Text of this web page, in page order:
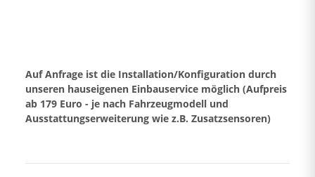
Auf Anfrage ist die Installation/Konfiguration durch
unseren hauseigenen Einbauservice möglich (Aufpreis
ab 179 Euro - je nach Fahrzeugmodell und
Ausstattungserweiterung wie z.B. Zusatzsensoren)